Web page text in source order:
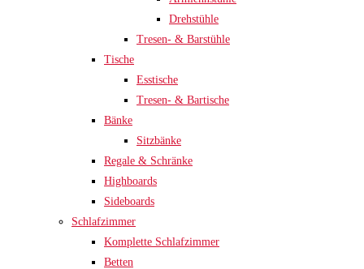
Drehstühle
Tresen- & Barstühle
Tische
Esstische
Tresen- & Bartische
Bänke
Sitzbänke
Regale & Schränke
Highboards
Sideboards
Schlafzimmer
Komplette Schlafzimmer
Betten